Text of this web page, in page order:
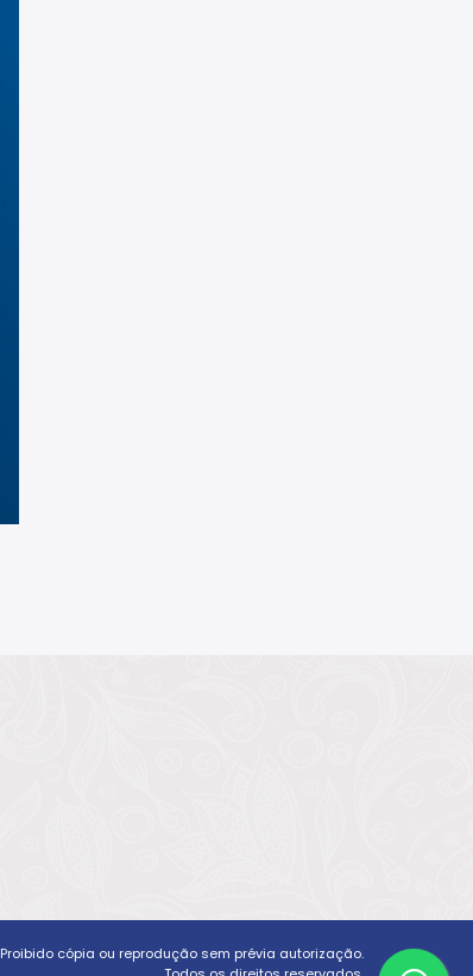
Proibido cópia ou reprodução sem prévia autorização.